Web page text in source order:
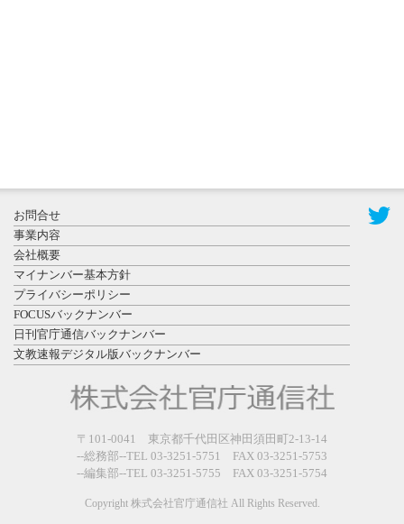
登録有形文
化財となっ
た東北大植
物園八...
日更新
県警等と大
規模災害時
お問合せ
事業内容
会社概要
マイナンバー基本方針
プライバシーポリシー
FOCUSバックナンバー
日刊官庁通信バックナンバー
文教速報デジタル版バックナンバー
〒101-0041 東京都千代田区神田須田町2-13-14
--総務部--TEL 03-3251-5751 FAX 03-3251-5753
--編集部--TEL 03-3251-5755 FAX 03-3251-5754
Copyright 株式会社官庁通信社 All Rights Reserved.